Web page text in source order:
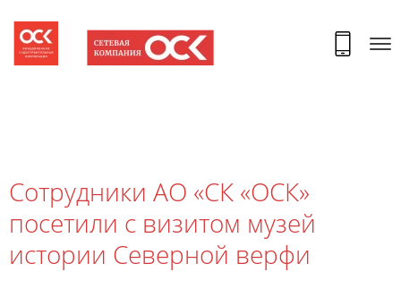
Сотрудники АО «СК «ОСК»
посетили с визитом музей
истории Северной верфи